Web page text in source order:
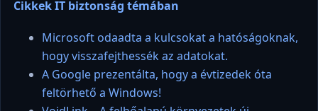
Cikkek IT biztonság témában
Microsoft odaadta a kulcsokat a hatóságoknak,
hogy visszafejthessék az adatokat.
A Google prezentálta, hogy a évtizedek óta
feltörhető a Windows!